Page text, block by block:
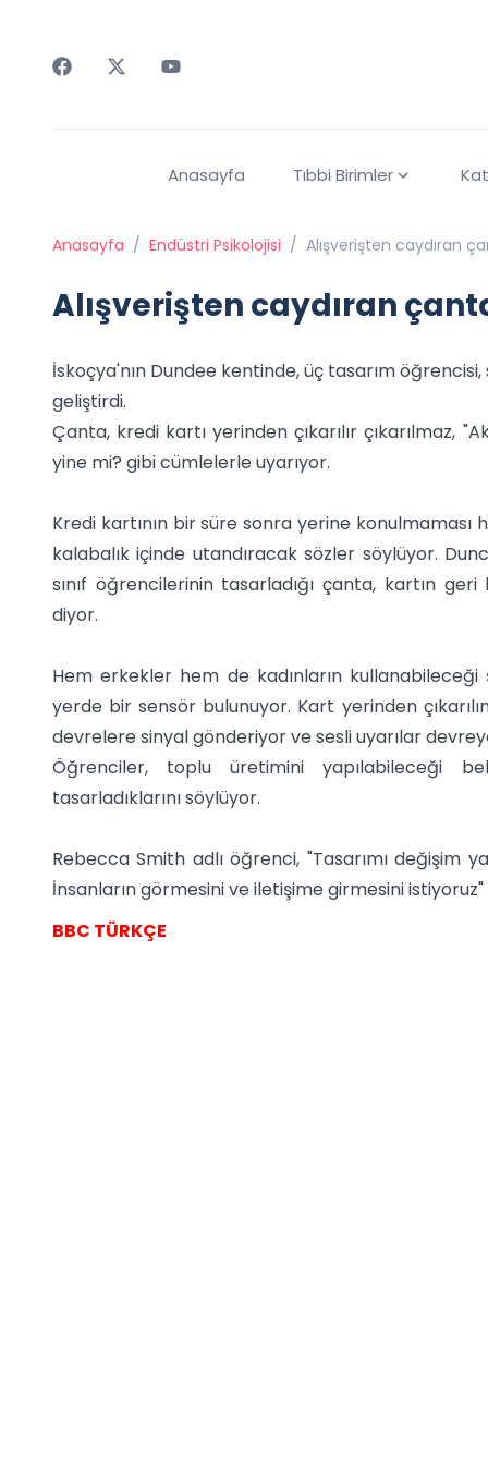
Anasayfa Tıbbi Birimler
Anasayfa / Endüstri Psikolojisi / Alışverişten caydıran
Alışverişten caydıran
İskoçya'nın Dundee kentinde, üç tasarım
geliştirdi.
Çanta, kredi kartı yerinden çıkarılır çıkarılmaz,
yine mi? gibi cümlelerle uyarıyor.
Kredi kartının bir süre sonra yerine konulmaması
kalabalık içinde utandıracak sözler söylüyor.
sınıf öğrencilerinin tasarladığı çanta, kartın
diyor.
Hem erkekler hem de kadınların
yerde bir sensör bulunuyor. Kart yerinden
devrelere sinyal gönderiyor ve sesli uyarılar
Öğrenciler, toplu üretimini yapılabileceği
tasarladıklarını söylüyor.
Rebecca Smith adlı öğrenci, "Tasarımı değişim
İnsanların görmesini ve iletişime girmesini istiyoruz"
BBC TÜRKÇE